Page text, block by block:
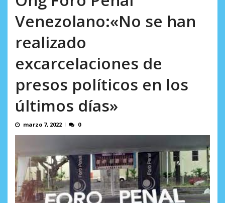
Venezolano:«No se han
realizado
excarcelaciones de
presos políticos en los
últimos días»
marzo 7, 2022 0